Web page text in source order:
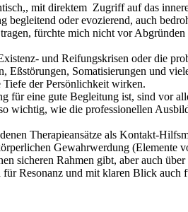
mit direktem Zugriff auf das
oder evozierend, auch
fürchte mich nicht vor
und Reifungskrisen oder die
Eßstörungen, Somatisierungen und
der Persönlichkeit wirken.
für eine gute Begleitung ist, sind vor
wichtig, wie die professionellen
Therapieansätze als Kontakt-
Gewahrwerdung
sicheren Rahmen gibt, aber auch
Resonanz und mit klaren Blick auch